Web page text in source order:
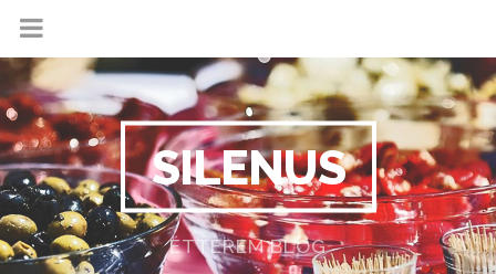
SILENUS
ÉTTEREM BLOG